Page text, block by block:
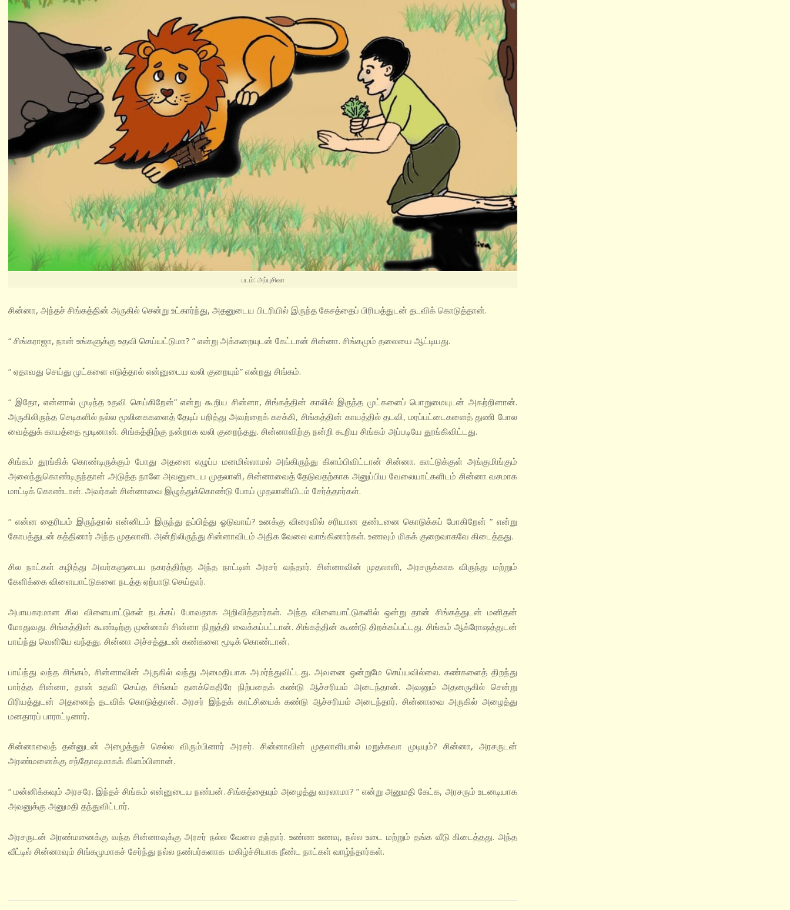
படம்: அப்புசிவா
சின்னா, அந்தச் சிங்கத்தின் அருகில் சென்று உட்கார்ந்து, அதனுடைய பிடரியில் இருந்த கேசத்தைப் பிரியத்துடன் தடவிக் கொடுத்தான்.
“ சிங்கராஜா, நான் உங்களுக்கு உதவி செய்யட்டுமா? ” என்று அக்கறையுடன் கேட்டான் சின்னா. சிங்கமும் தலையை ஆட்டியது.
“ ஏதாவது செய்து முட்களை எடுத்தால் என்னுடைய வலி குறையும்” என்றது சிங்கம்.
“ இதோ, என்னால் முடிந்த உதவி செய்கிறேன்” என்று கூறிய சின்னா, சிங்கத்தின் காலில் இருந்த முட்களைப் பொறுமையுடன் அகற்றினான்.
அருகிலிருந்த செடிகளில் நல்ல மூலிகைகளைத் தேடிப் பறித்து அவற்றைக் கசக்கி, சிங்கத்தின் காயத்தில் தடவி, மரப்பட்டைகளைத் துணி போல
வைத்துக் காயத்தை மூடினான். சிங்கத்திற்கு நன்றாக வலி குறைந்தது. சின்னாவிற்கு நன்றி கூறிய சிங்கம் அப்படியே தூங்கிவிட்டது.
சிங்கம் தூங்கிக் கொண்டிருக்கும் போது அதனை எழுப்ப மனமில்லாமல் அங்கிருந்து கிளம்பிவிட்டான் சின்னா. காட்டுக்குள் அங்குமிங்கும்
அலைந்துகொண்டிருந்தான் .அடுத்த நாளே அவனுடைய முதலாளி, சின்னாவைத் தேடுவதற்காக அனுப்பிய வேலையாட்களிடம் சின்னா வசமாக
மாட்டிக் கொண்டான். அவர்கள் சின்னாவை இழுத்துக்கொண்டு போய் முதலாளியிடம் சேர்த்தார்கள்.
“ என்ன தைரியம் இருந்தால் என்னிடம் இருந்து தப்பித்து ஓடுவாய்? உனக்கு விரைவில் சரியான தண்டனை கொடுக்கப் போகிறேன் ” என்று
கோபத்துடன் கத்தினார் அந்த முதலாளி. அன்றிலிருந்து சின்னாவிடம் அதிக வேலை வாங்கினார்கள். உணவும் மிகக் குறைவாகவே கிடைத்தது.
சில நாட்கள் கழித்து அவர்களுடைய நகரத்திற்கு அந்த நாட்டின் அரசர் வந்தார். சின்னாவின் முதலாளி, அரசருக்காக விருந்து மற்றும்
கேளிக்கை விளையாட்டுகளை நடத்த ஏற்பாடு செய்தார்.
அபாயகரமான சில விளையாட்டுகள் நடக்கப் போவதாக அறிவித்தார்கள். அந்த விளையாட்டுகளில் ஒன்று தான் சிங்கத்துடன் மனிதன்
மோதுவது. சிங்கத்தின் கூண்டிற்கு முன்னால் சின்னா நிறுத்தி வைக்கப்பட்டான். சிங்கத்தின் கூண்டு திறக்கப்பட்டது. சிங்கம் ஆக்ரோஷத்துடன்
பாய்ந்து வெளியே வந்தது. சின்னா அச்சத்துடன் கண்களை மூடிக் கொண்டான்.
பாய்ந்து வந்த சிங்கம், சின்னாவின் அருகில் வந்து அமைதியாக அமர்ந்துவிட்டது. அவனை ஒன்றுமே செய்யவில்லை. கண்களைத் திறந்து
பார்த்த சின்னா, தான் உதவி செய்த சிங்கம் தனக்கெதிரே நிற்பதைக் கண்டு ஆச்சரியம் அடைந்தான். அவனும் அதனருகில் சென்று
பிரியத்துடன் அதனைத் தடவிக் கொடுத்தான். அரசர் இந்தக் காட்சியைக் கண்டு ஆச்சரியம் அடைந்தார். சின்னாவை அருகில் அழைத்து
மனதாரப் பாராட்டினார்.
சின்னாவைத் தன்னுடன் அழைத்துச் செல்ல விரும்பினார் அரசர். சின்னாவின் முதலாளியால் மறுக்கவா முடியும்? சின்னா, அரசருடன்
அரண்மனைக்கு சந்தோஷமாகக் கிளம்பினான்.
“ மன்னிக்கவும் அரசரே. இந்தச் சிங்கம் என்னுடைய நண்பன். சிங்கத்தையும் அழைத்து வரலாமா? ” என்று அனுமதி கேட்க, அரசரும் உடனடியாக
அவனுக்கு அனுமதி தந்துவிட்டார்.
அரசருடன் அரண்மனைக்கு வந்த சின்னாவுக்கு அரசர் நல்ல வேலை தந்தார். உண்ண உணவு, நல்ல உடை மற்றும் தங்க வீடு கிடைத்தது. அந்த
வீட்டில் சின்னாவும் சிங்கமுமாகச் சேர்ந்து நல்ல நண்பர்களாக மகிழ்ச்சியாக நீண்ட நாட்கள் வாழ்ந்தார்கள்.